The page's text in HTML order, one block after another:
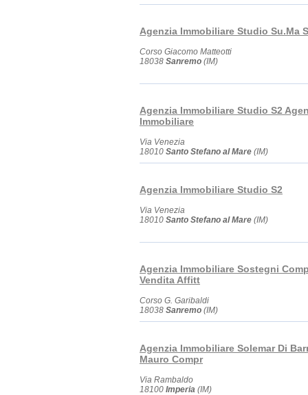
Agenzia Immobiliare Studio Su.Ma
Corso Giacomo Matteotti
18038 Sanremo (IM)
Agenzia Immobiliare Studio S2
Immobiliare
Via Venezia
18010 Santo Stefano al Mare (IM)
Agenzia Immobiliare Studio S2
Via Venezia
18010 Santo Stefano al Mare (IM)
Agenzia Immobiliare Sostegni
Vendita Affitt
Corso G. Garibaldi
18038 Sanremo (IM)
Agenzia Immobiliare Solemar Di
Mauro Compr
Via Rambaldo
18100 Imperia (IM)